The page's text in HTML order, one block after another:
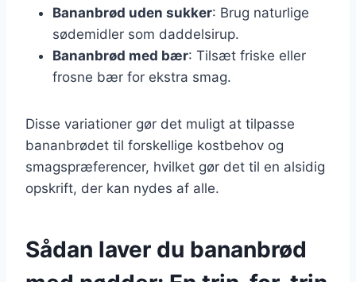
Bananbrød uden sukker: Brug naturlige
sødemidler som daddelsirup.
Bananbrød med bær: Tilsæt friske eller
frosne bær for ekstra smag.
Disse variationer gør det muligt at tilpasse
bananbrødet til forskellige kostbehov og
smagspræferencer, hvilket gør det til en alsidig
opskrift, der kan nydes af alle.
Sådan laver du bananbrød